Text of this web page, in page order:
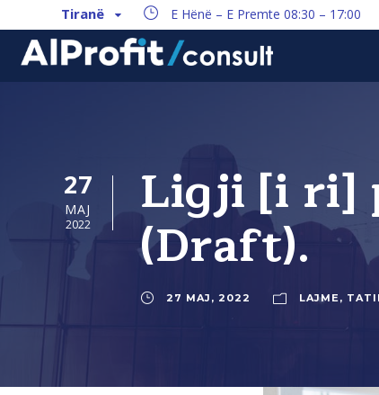
Tiranë E Hënë – E Premte 08:30 – 17:00
27
MAJ
2022 Ligji [i ri]
(Draft).
27 MAJ, 2022 LAJME ,